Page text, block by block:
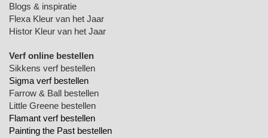
Blogs & inspiratie
Flexa Kleur van het Jaar
Histor Kleur van het Jaar
Verf online bestellen
Sikkens verf bestellen
Sigma verf bestellen
Farrow & Ball bestellen
Little Greene bestellen
Flamant verf bestellen
Painting the Past bestellen